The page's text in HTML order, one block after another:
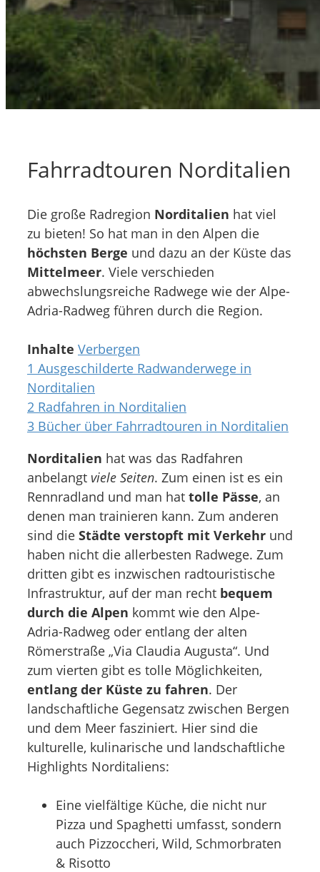
Fahrradtouren Norditalien
Die große Radregion Norditalien hat viel
zu bieten! So hat man in den Alpen die
höchsten Berge und dazu an der Küste das
Mittelmeer. Viele verschieden
abwechslungsreiche Radwege wie der Alpe-
Adria-Radweg führen durch die Region.
Inhalte Verbergen
1 Ausgeschilderte Radwanderwege in
Norditalien
2 Radfahren in Norditalien
3 Bücher über Fahrradtouren in Norditalien
Norditalien hat was das Radfahren
anbelangt viele Seiten. Zum einen ist es ein
Rennradland und man hat tolle Pässe, an
denen man trainieren kann. Zum anderen
sind die Städte verstopft mit Verkehr und
haben nicht die allerbesten Radwege. Zum
dritten gibt es inzwischen radtouristische
Infrastruktur, auf der man recht bequem
durch die Alpen kommt wie den Alpe-
Adria-Radweg oder entlang der alten
Römerstraße „Via Claudia Augusta“. Und
zum vierten gibt es tolle Möglichkeiten,
entlang der Küste zu fahren. Der
landschaftliche Gegensatz zwischen Bergen
und dem Meer fasziniert. Hier sind die
kulturelle, kulinarische und landschaftliche
Highlights Norditaliens:
Eine vielfältige Küche, die nicht nur
Pizza und Spaghetti umfasst, sondern
auch Pizzoccheri, Wild, Schmorbraten
& Risotto